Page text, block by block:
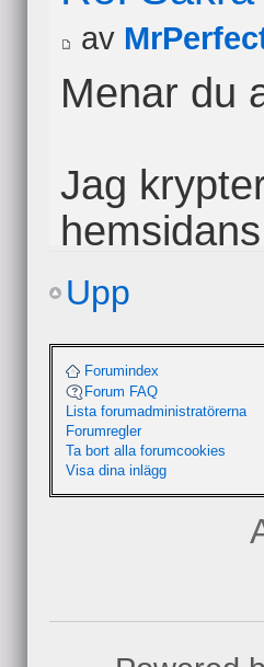
av
Menar du
Jag
olikt och
Ex. Stor
sista
"ita"x2 +
kan
Säkra
Upp
Forumindex
Forum FAQ
Lista forumadministratörerna
Forumregler
Ta bort alla forumcookies
Visa dina inlägg